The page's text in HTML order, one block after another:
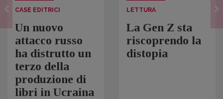
CASE EDITRICI
Un nuovo
attacco russo
ha distrutto un
terzo della
produzione di
libri in Ucraina
LETTURA
La Gen Z sta
riscoprendo la
distopia